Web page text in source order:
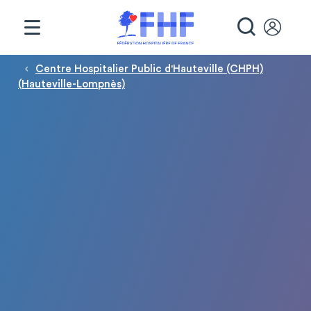
Fil d'Ariane
Centre Hospitalier Public d'Hauteville (CHPH)
(Hauteville-Lompnès)
Panneau de gestion des cookies